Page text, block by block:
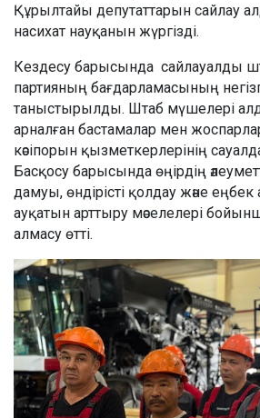
Құрылтайы депутаттарын сайлау
насихат науқанын жүргізді.
Кездесу барысында сайлауалды
партияның бағдарламасының
таныстырылды. Штаб мүшелері
арналған бастамалар мен
кәсіпорын қызметкерлерінің
Басқосу барысында өңірдің
дамуы, өндірісті қолдау және
ауқатын арттыру мәселелері
алмасу өтті.